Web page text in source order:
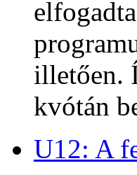
illetően.
kvótán
U12: A